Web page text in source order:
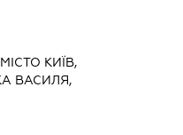
КИЇВ,
ВАСИЛЯ,